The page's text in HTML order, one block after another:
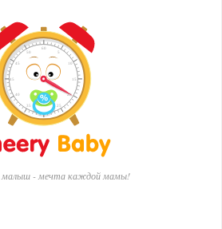
малыш - мечта каждой мамы!